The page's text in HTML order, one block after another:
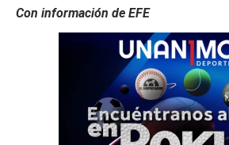
Con información de EFE